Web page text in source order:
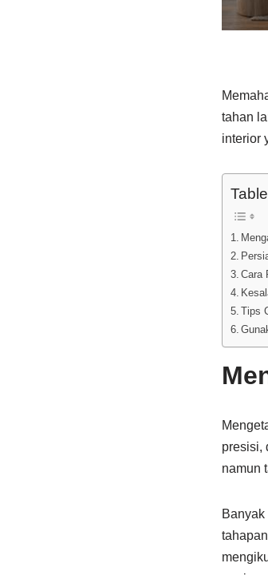
tahan
interior
Cara
Tips
presisi,
namun